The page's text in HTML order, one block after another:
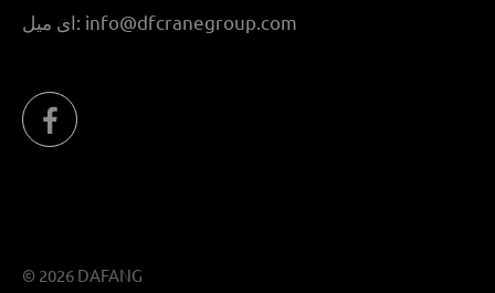
ای میل: info@dfcranegroup.com
© 2026 DAFANG